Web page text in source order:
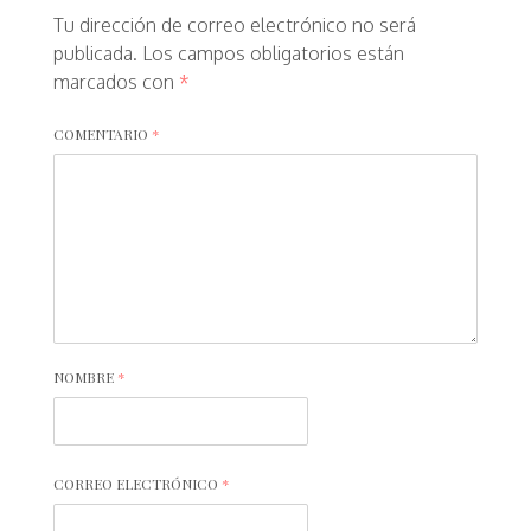
Tu dirección de correo electrónico no será
publicada. Los campos obligatorios están
marcados con *
COMENTARIO *
NOMBRE *
CORREO ELECTRÓNICO *